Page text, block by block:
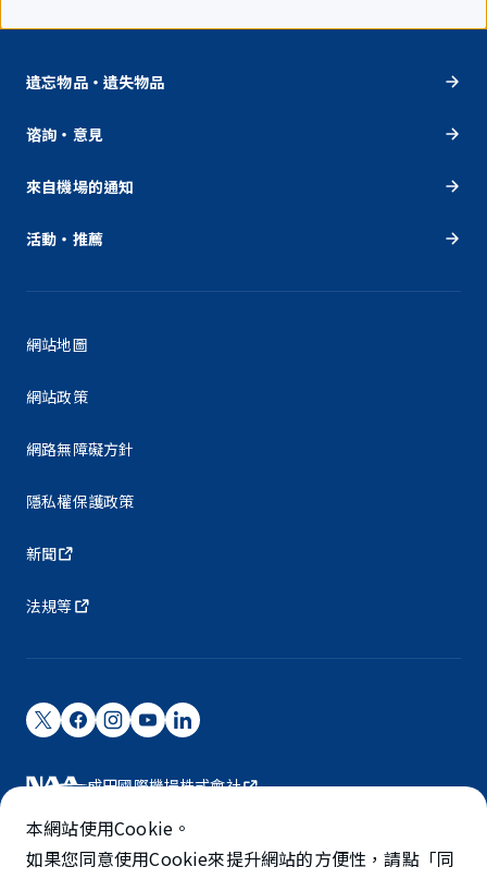
遺忘物品・遺失物品
谘詢・意見
來自機場的通知
活動・推薦
網站地圖
網站政策
網路無障礙方針
隱私權保護政策
新聞
法規等
成田國際機場株式會社
成田國際機場由NAA營運。
©NARITA INTERNATIONAL AIRPORT CORPORATION
本網站使用Cookie。
如果您同意使用Cookie來提升網站的方便性，請點「同